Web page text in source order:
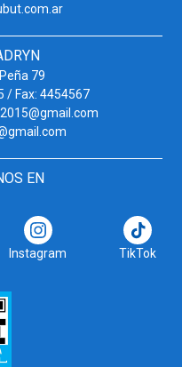
79
/ Fax: 4454567
EN
Instagram TikTok